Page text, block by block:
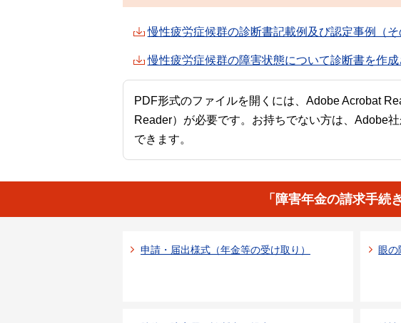
慢性疲労症候群の診断書記載例及び認定事例（
慢性疲労症候群の障害状態について診断書を作
PDF形式のファイルを開くには、Adobe Acrobat
Reader）が必要です。お持ちでない方は、Adobe
できます。
「障害年金の請求手
申請・届出様式（年金等の受け取り） 眼の